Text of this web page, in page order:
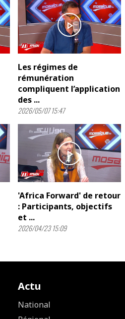
play_arrow
Les régimes de
rémunération
compliquent l’application
des ...
2026/05/07 15:47
play_arrow
'Africa Forward' de retour
: Participants, objectifs
et ...
2026/04/23 15:09
Actu
National